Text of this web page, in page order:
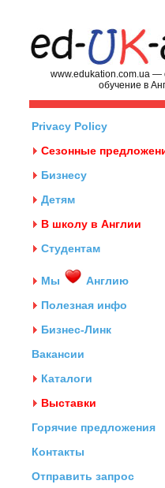
www.edukation.com.ua —
обучение в
Privacy Policy
Сезонные
Бизнесу
Детям
В школу в Англии
Студентам
Мы
Англию
Полезная инфо
Бизнес-Линк
Вакансии
Каталоги
Выставки
Горячие предложения
Контакты
Отправить запрос